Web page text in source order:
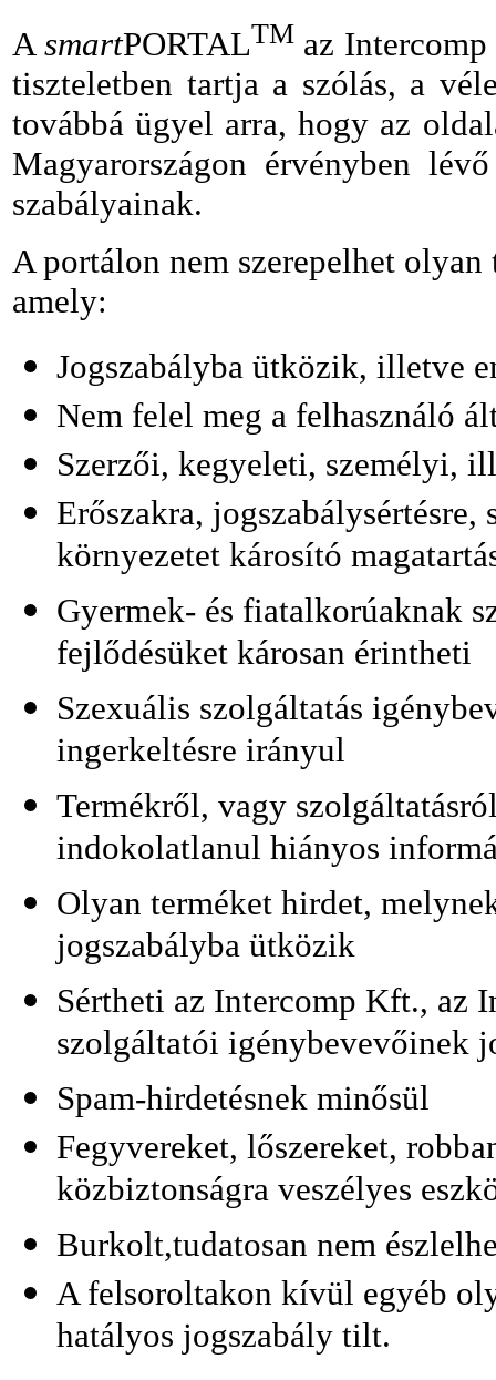
AsmartPORTALTMaz Intercomp
tiszteletben tartja a szólás, a
továbbá ügyel arra, hogy az
Magyarországon érvényben
szabályainak.
A portálon nem szerepelhet
amely:
Jogszabályba ütközik, illetve
Nem felel meg a felhasználó
Szerzői, kegyeleti, személyi,
Erőszakra,
környezetet károsító
Gyermek- és fiatalkorúaknak
fejlődésüket károsan érintheti
Szexuális szolgáltatás
ingerkeltésre irányul
Termékről, vagy
indokolatlanul hiányos
Olyan terméket hirdet,
jogszabályba ütközik
Sértheti az Intercomp Kft., az
szolgáltatói igénybevevőinek
Spam-hirdetésnek minősül
Fegyvereket, lőszereket,
közbiztonságra veszélyes
Burkolt,tudatosan nem
A felsoroltakon kívül egyéb
hatályos jogszabály tilt.